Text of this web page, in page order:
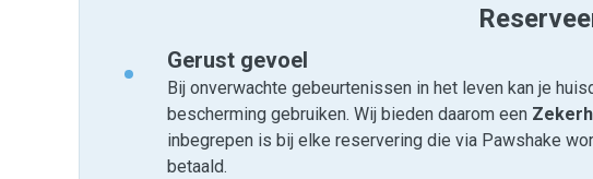
Gerust gevoel
Bij onverwachte gebeurtenissen in het leven kan je
bescherming gebruiken. Wij bieden daarom een
inbegrepen is bij elke reservering die via Pawshake
betaald.